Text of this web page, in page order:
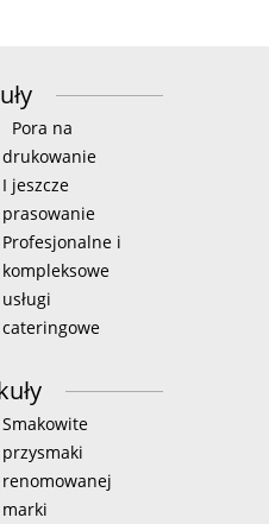
Pora na
drukowanie
I jeszcze
prasowanie
Profesjonalne i
kompleksowe
usługi
cateringowe
Smakowite
przysmaki
renomowanej
marki